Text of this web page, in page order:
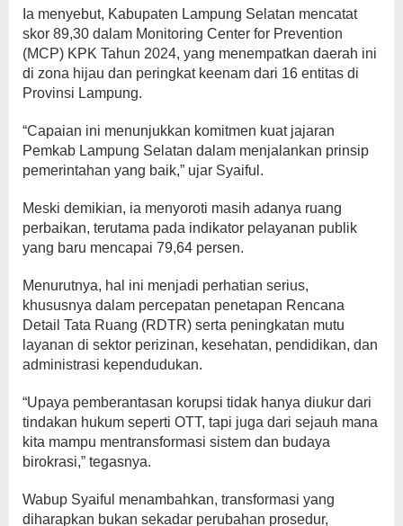
Ia menyebut, Kabupaten Lampung Selatan mencatat
skor 89,30 dalam Monitoring Center for Prevention
(MCP) KPK Tahun 2024, yang menempatkan daerah ini
di zona hijau dan peringkat keenam dari 16 entitas di
Provinsi Lampung.
“Capaian ini menunjukkan komitmen kuat jajaran
Pemkab Lampung Selatan dalam menjalankan prinsip
pemerintahan yang baik,” ujar Syaiful.
Meski demikian, ia menyoroti masih adanya ruang
perbaikan, terutama pada indikator pelayanan publik
yang baru mencapai 79,64 persen.
Menurutnya, hal ini menjadi perhatian serius,
khususnya dalam percepatan penetapan Rencana
Detail Tata Ruang (RDTR) serta peningkatan mutu
layanan di sektor perizinan, kesehatan, pendidikan, dan
administrasi kependudukan.
“Upaya pemberantasan korupsi tidak hanya diukur dari
tindakan hukum seperti OTT, tapi juga dari sejauh mana
kita mampu mentransformasi sistem dan budaya
birokrasi,” tegasnya.
Wabup Syaiful menambahkan, transformasi yang
diharapkan bukan sekadar perubahan prosedur,